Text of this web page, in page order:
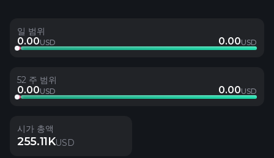
일 범위
0.00USD 0.00USD
52 주 범위
0.00USD 0.00USD
시가 총액
255.11KUSD